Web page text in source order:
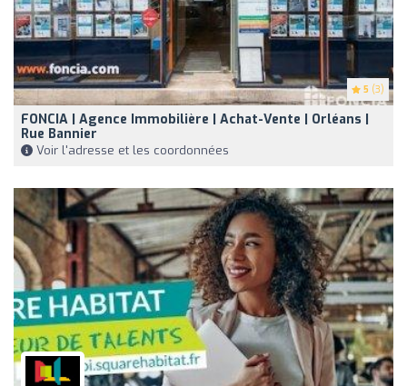
5 (3)
FONCIA | Agence Immobilière | Achat-Vente | Orléans |
Rue Bannier
Voir l'adresse et les coordonnées